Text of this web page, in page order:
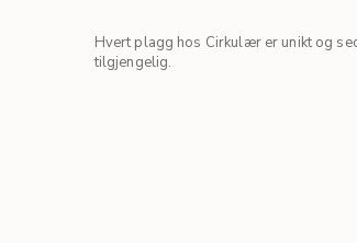
Hvert plagg hos Cirkulær er unikt og
tilgjengelig.